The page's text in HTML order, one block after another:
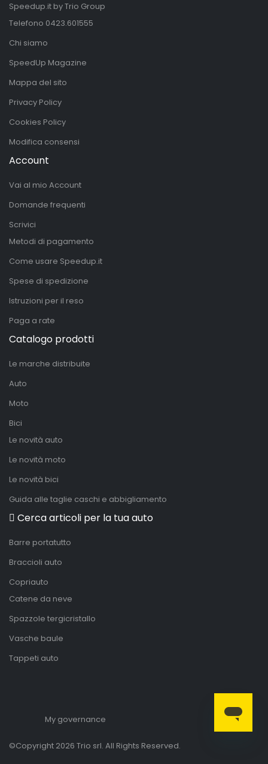
Speedup.it by Trio Group
Telefono 0423.601555
Chi siamo
SpeedUp Magazine
Mappa del sito
Privacy Policy
Cookies Policy
Modifica consensi
Account
Vai al mio Account
Domande frequenti
Scrivici
Metodi di pagamento
Come usare Speedup.it
Spese di spedizione
Istruzioni per il reso
Paga a rate
Catalogo prodotti
Le marche distribuite
Auto
Moto
Bici
Le novità auto
Le novità moto
Le novità bici
Guida alle taglie caschi e abbigliamento
Cerca articoli per la tua auto
Barre portatutto
Braccioli auto
Copriauto
Catene da neve
Spazzole tergicristallo
Vasche baule
Tappeti auto
My governance
©Copyright 2026 Trio srl. All Rights Reserved.